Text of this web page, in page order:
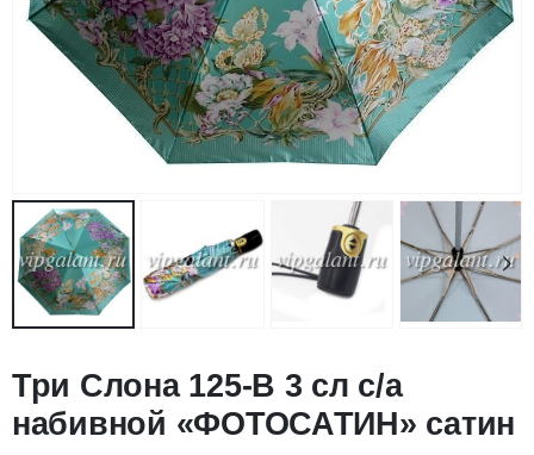
Три Слона 125-B 3 сл с/а
набивной «ФОТОСАТИН» сатин